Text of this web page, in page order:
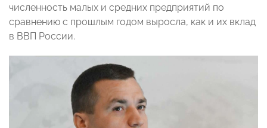
численность малых и средних предприятий по
сравнению с прошлым годом выросла, как и их вклад
в ВВП России.